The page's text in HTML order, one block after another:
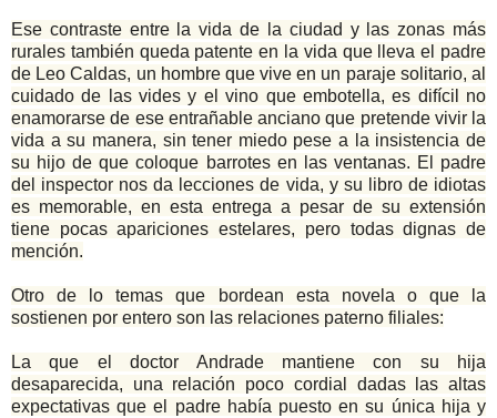
Ese contraste entre la vida de la ciudad y las zonas más
rurales también queda patente en la vida que lleva el padre
de Leo Caldas, un hombre que vive en un paraje solitario, al
cuidado de las vides y el vino que embotella, es difícil no
enamorarse de ese entrañable anciano que pretende vivir la
vida a su manera, sin tener miedo pese a la insistencia de
su hijo de que coloque barrotes en las ventanas. El padre
del inspector nos da lecciones de vida, y su libro de idiotas
es memorable, en esta entrega a pesar de su extensión
tiene pocas apariciones estelares, pero todas dignas de
mención.
Otro de lo temas que bordean esta novela o que la
sostienen por entero son las relaciones paterno filiales:
La que el doctor Andrade mantiene con su hija
desaparecida, una relación poco cordial dadas las altas
expectativas que el padre había puesto en su única hija y